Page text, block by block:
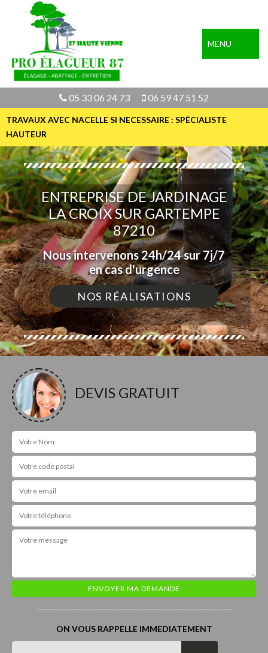
MENU
05 33 06 24 73 06 59 47 51 52
TRAVAUX AVEC NACELLE SI NECESSAIRE : SPÉCIALISTE
HAUTEUR
ENTREPRISE DE JARDINAGE
LA CROIX SUR GARTEMPE
87210
Nous intervenons 24h/24 sur 7j/7
en cas d'urgence
NOS RÉALISATIONS
DEVIS GRATUIT
ON VOUS RAPPELLE IMMEDIATEMENT